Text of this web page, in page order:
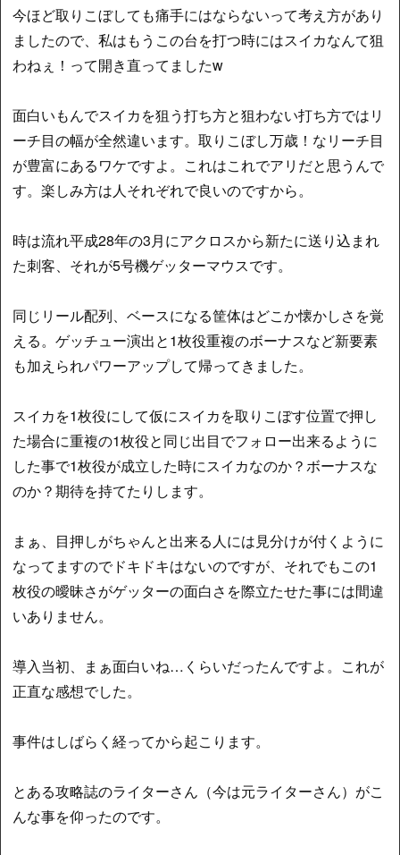
今ほど取りこぼしても痛手にはならないって考え方があり
ましたので、私はもうこの台を打つ時にはスイカなんて狙
わねぇ！って開き直ってましたw
面白いもんでスイカを狙う打ち方と狙わない打ち方ではリ
ーチ目の幅が全然違います。取りこぼし万歳！なリーチ目
が豊富にあるワケですよ。これはこれでアリだと思うんで
す。楽しみ方は人それぞれで良いのですから。
時は流れ平成28年の3月にアクロスから新たに送り込まれ
た刺客、それが5号機ゲッターマウスです。
同じリール配列、ベースになる筐体はどこか懐かしさを覚
える。ゲッチュー演出と1枚役重複のボーナスなど新要素
も加えられパワーアップして帰ってきました。
スイカを1枚役にして仮にスイカを取りこぼす位置で押し
た場合に重複の1枚役と同じ出目でフォロー出来るように
した事で1枚役が成立した時にスイカなのか？ボーナスな
のか？期待を持てたりします。
まぁ、目押しがちゃんと出来る人には見分けが付くように
なってますのでドキドキはないのですが、それでもこの1
枚役の曖昧さがゲッターの面白さを際立たせた事には間違
いありません。
導入当初、まぁ面白いね…くらいだったんですよ。これが
正直な感想でした。
事件はしばらく経ってから起こります。
とある攻略誌のライターさん（今は元ライターさん）がこ
んな事を仰ったのです。